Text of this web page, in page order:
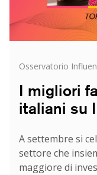
Categorie
Osservatorio
I migliori
italiani su
A settembre si
settore che
maggiore di